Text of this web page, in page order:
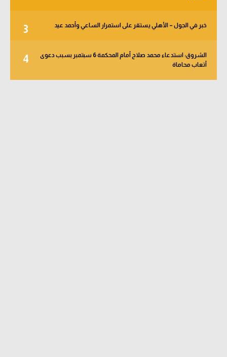
3 خبر في الجول – الأهلي يستقر على استمرار الساعي وأحمد عيد
4
الشروق: استدعاء محمد صلاح أمام المحكمة 6 سبتمبر بسبب دعوى
أتعاب محاماة